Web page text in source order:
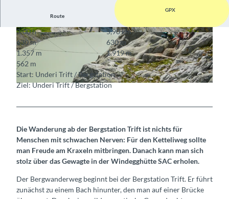
© Berner Wanderwege
© Berner Wanderwege © Berner Wanderwege
Route
GPX
3:00 h
5,90 km
630 m
630 m
1.357 m
1.919 m
562 m
Start: Underi Trift / Bergstation
Ziel: Underi Trift / Bergstation
Die Wanderung ab der Bergstation Trift ist nichts für
Menschen mit schwachen Nerven: Für den Ketteliweg sollte
man Freude am Kraxeln mitbringen. Danach kann man sich
stolz über das Gewagte in der Windegghütte SAC erholen.
Der Bergwanderweg beginnt bei der Bergstation Trift. Er führt
zunächst zu einem Bach hinunter, den man auf einer Brücke